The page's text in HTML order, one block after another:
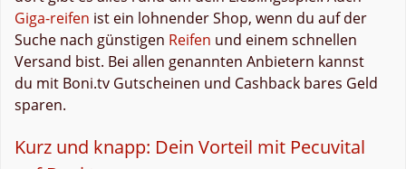
Giga-reifen ist ein lohnender Shop, wenn du auf der
Suche nach günstigen Reifen und einem schnellen
Versand bist. Bei allen genannten Anbietern kannst
du mit Boni.tv Gutscheinen und Cashback bares Geld
sparen.
Kurz und knapp: Dein Vorteil mit Pecuvital